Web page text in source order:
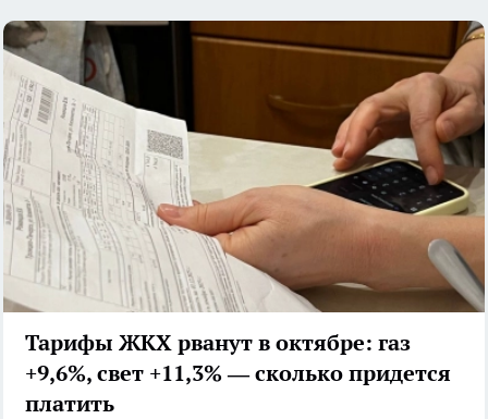
Тарифы ЖКХ рванут в октябре: газ
+9,6%, свет +11,3% — сколько придется
платить